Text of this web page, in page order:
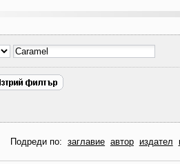
Подреди по: заглавие автор издател